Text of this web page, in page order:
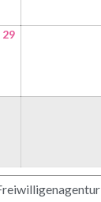
29